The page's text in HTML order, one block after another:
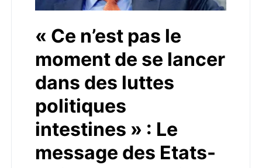
« Ce n’est pas le
moment de se lancer
dans des luttes
politiques
intestines » : Le
message des Etats-